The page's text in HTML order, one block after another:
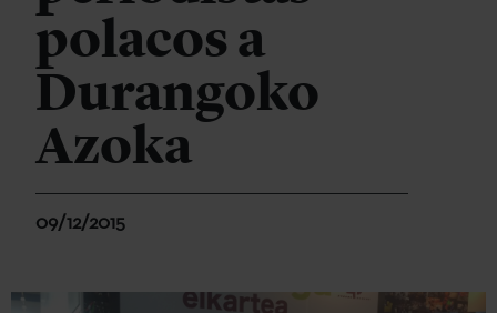
polacos a
Durangoko
Azoka
09/12/2015